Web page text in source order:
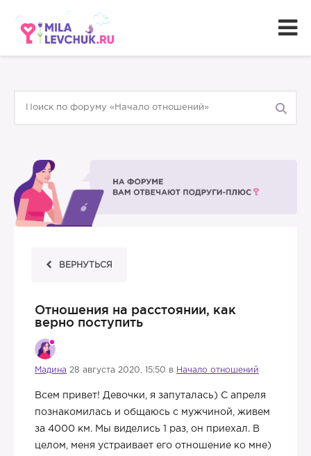
ВЕРНУТЬСЯ
Отношения на расстоянии, как
верно поступить
Мадина 28 августа 2020, 15:50 в Начало отношений
Всем привет! Девочки, я запуталась) С апреля
познакомилась и общаюсь с мужчиной, живем
за 4000 км. Мы виделись 1 раз, он приехал. В
целом, меня устраивает его отношение ко мне)